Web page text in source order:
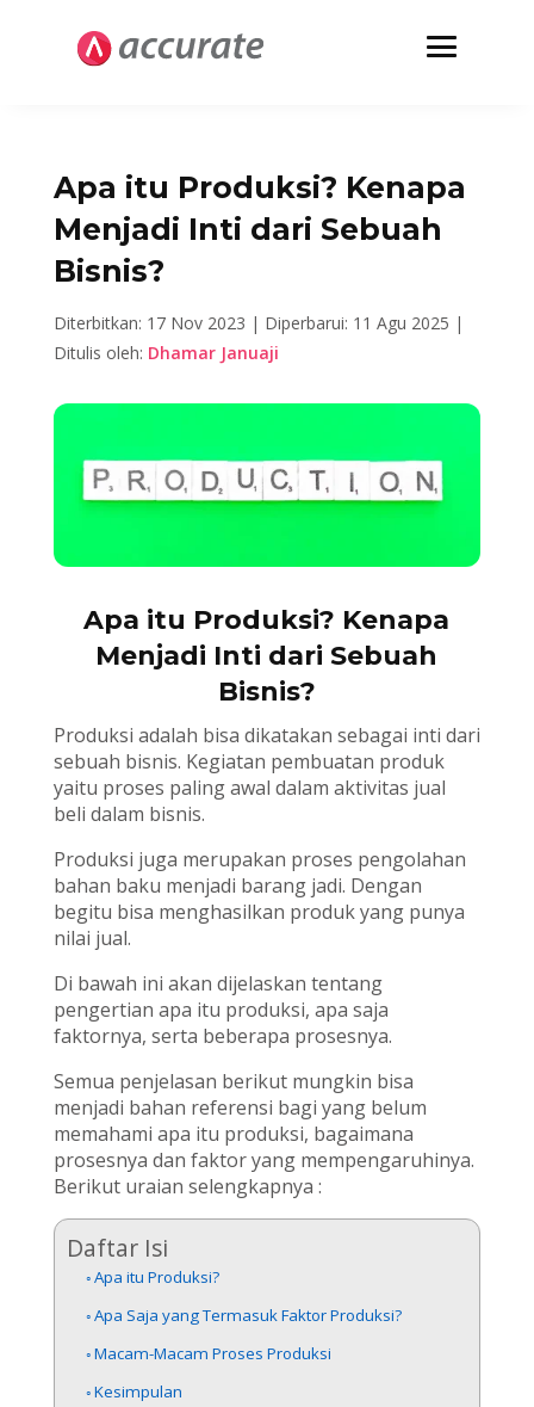
Apa itu Produksi? Kenapa
Menjadi Inti dari Sebuah
Bisnis?
Diterbitkan: 17 Nov 2023 | Diperbarui: 11 Agu 2025 |
Ditulis oleh: Dhamar Januaji
Apa itu Produksi? Kenapa
Menjadi Inti dari Sebuah
Bisnis?
Produksi adalah bisa dikatakan sebagai inti dari
sebuah bisnis. Kegiatan pembuatan produk
yaitu proses paling awal dalam aktivitas jual
beli dalam bisnis.
Produksi juga merupakan proses pengolahan
bahan baku menjadi barang jadi. Dengan
begitu bisa menghasilkan produk yang punya
nilai jual.
Di bawah ini akan dijelaskan tentang
pengertian apa itu produksi, apa saja
faktornya, serta beberapa prosesnya.
Semua penjelasan berikut mungkin bisa
menjadi bahan referensi bagi yang belum
memahami apa itu produksi, bagaimana
prosesnya dan faktor yang mempengaruhinya.
Berikut uraian selengkapnya :
Daftar Isi
Apa itu Produksi?
Apa Saja yang Termasuk Faktor Produksi?
Macam-Macam Proses Produksi
Kesimpulan